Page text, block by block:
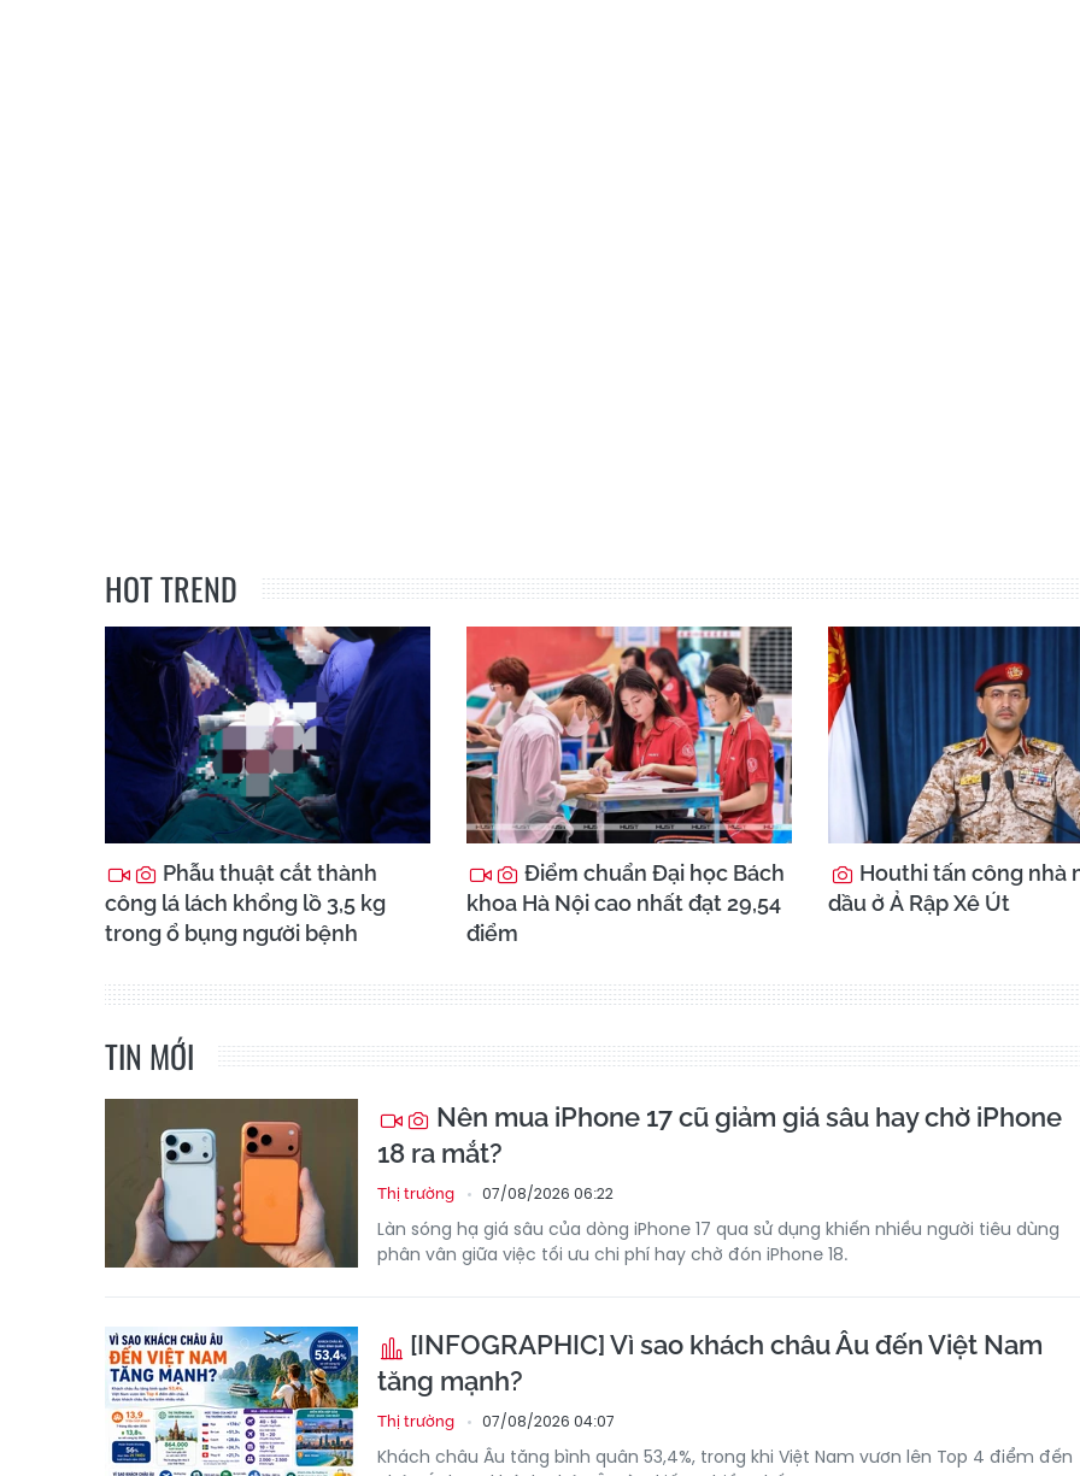
HOT TREND
Phẫu thuật cắt thành
công lá lách khổng lồ 3,5 kg
trong ổ bụng người bệnh
Điểm chuẩn Đại học Bách
khoa Hà Nội cao nhất đạt 29,54
điểm
Houthi tấn công nhà
dầu ở Ả Rập Xê Út
TIN MỚI
Nên mua iPhone 17 cũ giảm giá sâu hay chờ iPhone
18 ra mắt?
Thị trường 07/08/2026 06:22
Làn sóng hạ giá sâu của dòng iPhone 17 qua sử dụng khiến nhiều người tiêu dùng
phân vân giữa việc tối ưu chi phí hay chờ đón iPhone 18.
[INFOGRAPHIC] Vì sao khách châu Âu đến Việt Nam
tăng mạnh?
Thị trường 07/08/2026 04:07
Khách châu Âu tăng bình quân 53,4%, trong khi Việt Nam vươn lên Top 4 điểm đến